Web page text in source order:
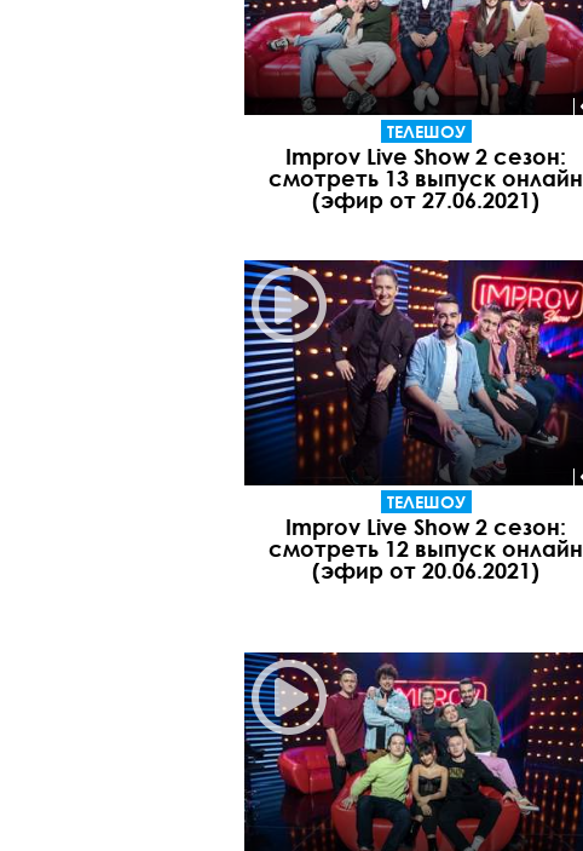
ТЕЛЕШОУ
Improv Live Show 2 сезон:
смотреть 13 выпуск онлайн
(эфир от 27.06.2021)
ТЕЛЕШОУ
Improv Live Show 2 сезон:
смотреть 12 выпуск онлайн
(эфир от 20.06.2021)